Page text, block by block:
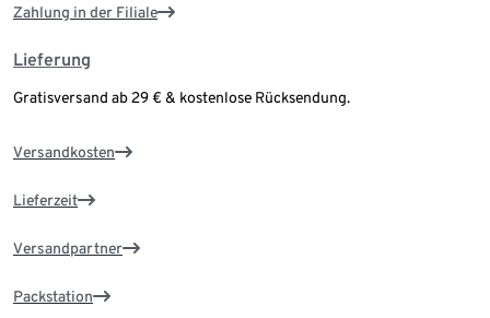
Zahlung in der Filiale
Lieferung
Gratisversand ab 29 € & kostenlose Rücksendung.
Versandkosten
Lieferzeit
Versandpartner
Packstation